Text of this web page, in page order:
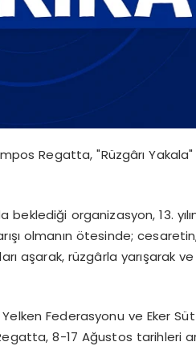
Regatta, "Rüzgârı
beklediği organizasyon, 13.
olmanın ötesinde;
aşarak, rüzgârla yarışarak
Federasyonu ve Eker
8-17 Ağustos tarihleri